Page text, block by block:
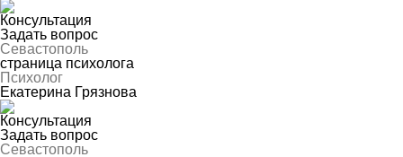
Консультация
Задать вопрос
Севастополь
страница психолога
Психолог
Екатерина Грязнова
Консультация
Задать вопрос
Севастополь